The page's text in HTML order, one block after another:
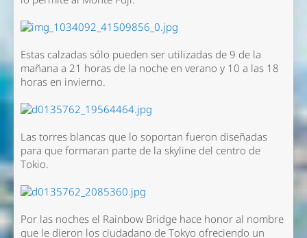
Estas calzadas sólo pueden ser utilizadas de 9 de la
mañana a 21 horas de la noche en verano y 10 a las 18
horas en invierno.
Las torres blancas que lo soportan fueron diseñadas
para que formaran parte de la skyline del centro de
Tokio.
Por las noches el Rainbow Bridge hace honor al nombre
que le dieron los ciudadano de Tokyo ofreciendo un